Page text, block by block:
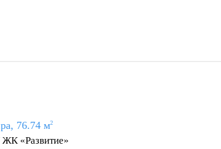
76.74 м2
ЖК «Развитие»